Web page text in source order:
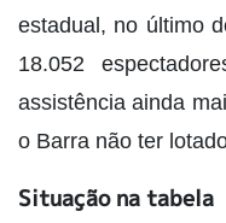
estadual, no último
18.052
assistência ainda
o Barra não ter
Situação na tabela